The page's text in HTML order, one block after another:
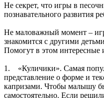
Не секрет, что игры в
познавательного развития
Не маловажный момент –
знакомится с другими
Помогут в этом интересные
1. «Куличики». Самая
представление о форме и
капризами. Чтобы малышу
самостоятельно. Если